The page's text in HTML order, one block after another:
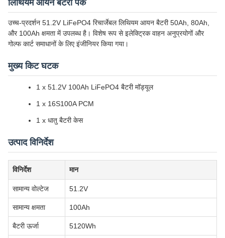
लिथियम आयन बैटरी पैक
उच्च-प्रदर्शन 51.2V LiFePO4 रिचार्जेबल लिथियम आयन बैटरी 50Ah, 80Ah,
और 100Ah क्षमता में उपलब्ध है। विशेष रूप से इलेक्ट्रिक वाहन अनुप्रयोगों और
गोल्फ कार्ट समाधानों के लिए इंजीनियर किया गया।
मुख्य किट घटक
1 x 51.2V 100Ah LiFePO4 बैटरी मॉड्यूल
1 x 16S100A PCM
1 x धातु बैटरी केस
उत्पाद विनिर्देश
विनिर्देश मान
सामान्य वोल्टेज 51.2V
सामान्य क्षमता 100Ah
बैटरी ऊर्जा 5120Wh